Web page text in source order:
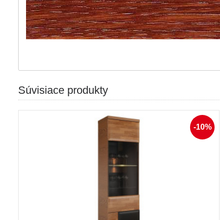
Súvisiace produkty
-10%